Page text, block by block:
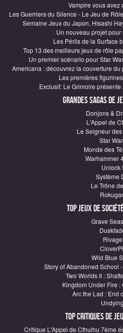
Vampire vous avez
Les Guerriers du Silence - Le Jeu de
Semaine Jeux du Japon, Hisashi
Un nouveau projet
Les Périls de la Surface
Top 13 des meilleurs jeux de rôle
Un premier scénario pour Star
Americana : découvrez la couverture
Les premières
Exclusif: Le Grimoire
Grandes sagas de
Donjons &
L'Appel de
Le Seigneur
Star
Monde des
Warhammer
Unlock !
Système
Le Trône
Top Jeux de
Grave
Rivage
Wild Blue
Story of Abandoned School
Two Worlds II :
Kingdom Under Fire :
Arc the Lad : End
Undying
Top critiques de
Critique L'Appel de Cthulhu 7ème